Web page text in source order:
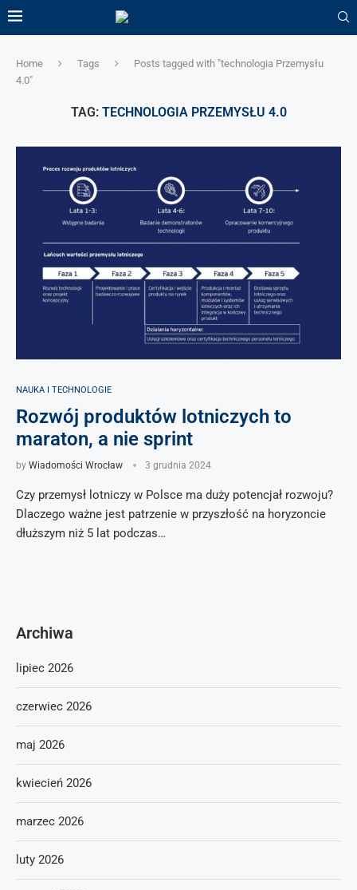
Home Tags
Posts tagged with "technologia Przemysłu
4.0"
TAG: TECHNOLOGIA PRZEMYSŁU 4.0
NAUKA I TECHNOLOGIE
Rozwój produktów lotniczych to
maraton, a nie sprint
by Wiadomości Wrocław 3 grudnia 2024
Czy przemysł lotniczy w Polsce ma duży potencjał rozwoju?
Dlaczego ważne jest patrzenie w przyszłość na horyzoncie
dłuższym niż 5 lat podczas…
Archiwa
lipiec 2026
czerwiec 2026
maj 2026
kwiecień 2026
marzec 2026
luty 2026